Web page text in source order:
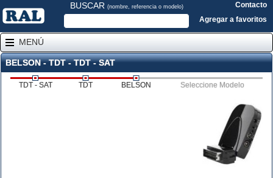
BUSCAR (nombre, referencia o modelo)
Contacto
Agregar a favoritos
MENÚ
BELSON - TDT - TDT - SAT
TDT - SAT TDT BELSON Seleccione Modelo